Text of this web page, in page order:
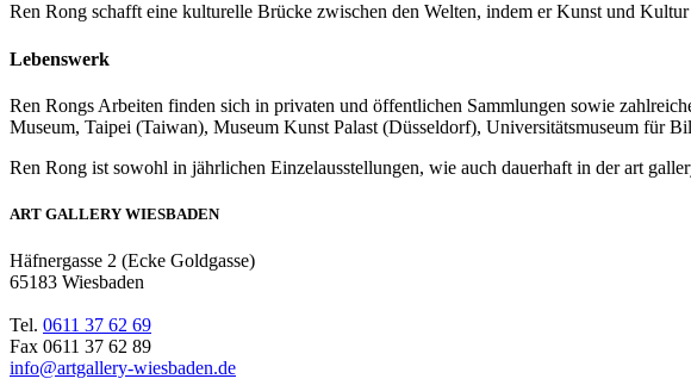
Ren Rong schafft eine kulturelle Brücke zwischen den Welten, indem er Kunst und
Lebenswerk
Ren Rongs Arbeiten finden sich in privaten und öffentlichen Sammlungen sowie
Museum, Taipei (Taiwan), Museum Kunst Palast (Düsseldorf), Universitätsmuseum für
Ren Rong ist sowohl in jährlichen Einzelausstellungen, wie auch dauerhaft in der art
ART GALLERY WIESBADEN
Häfnergasse 2 (Ecke Goldgasse)
65183 Wiesbaden
Tel. 0611 37 62 69
Fax 0611 37 62 89
info@artgallery-wiesbaden.de